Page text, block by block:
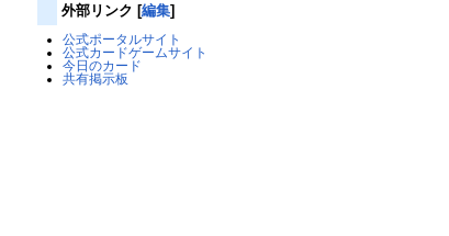
外部リンク [編集]
公式ポータルサイト
公式カードゲームサイト
今日のカード
共有掲示板